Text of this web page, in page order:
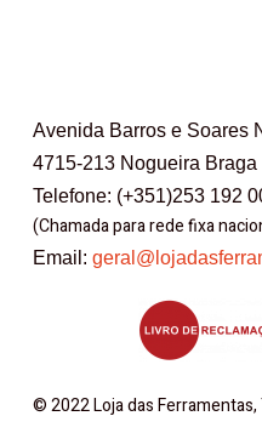
Avenida Barros e Soares
4715-213 Nogueira Braga
Telefone: (+351)253 192
(Chamada para rede fixa
Email:
© 2022 Loja das